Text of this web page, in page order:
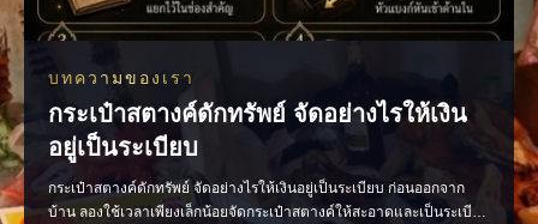
บทความของเรา
กระเป๋าสตางค์ดักทรัพย์ จัดอย่างไรให้เงิน
อยู่เป็นระเบียบ
กระเป๋าสตางค์ดักทรัพย์ จัดอย่างไรให้เงินอยู่เป็นระเบียบ ก่อนออกจาก
บ้าน ลองใช้เวลาเพียงเล็กน้อยจัดกระเป๋าสตางค์ให้สะอาดและเป็นระเบียบ